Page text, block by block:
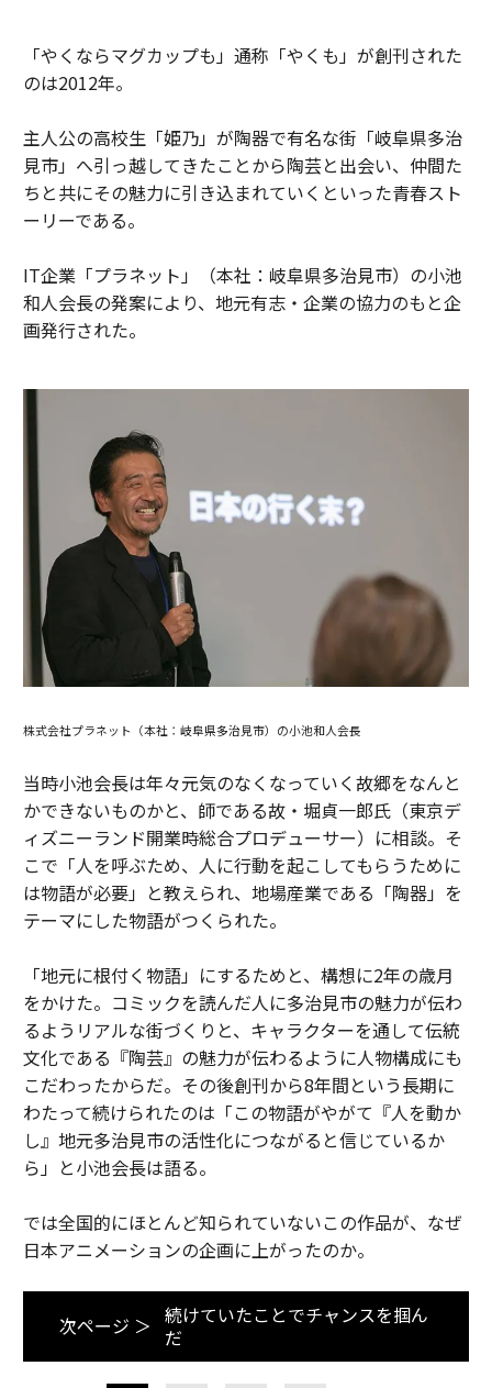
「やくならマグカップも」通称「やくも」が創刊された
のは2012年。
主人公の高校生「姫乃」が陶器で有名な街「岐阜県多治
見市」へ引っ越してきたことから陶芸と出会い、仲間た
ちと共にその魅力に引き込まれていくといった青春スト
ーリーである。
IT企業「プラネット」（本社：岐阜県多治見市）の小池
和人会長の発案により、地元有志・企業の協力のもと企
画発行された。
株式会社プラネット（本社：岐阜県多治見市）の小池和人会長
当時小池会長は年々元気のなくなっていく故郷をなんと
かできないものかと、師である故・堀貞一郎氏（東京デ
ィズニーランド開業時総合プロデューサー）に相談。そ
こで「人を呼ぶため、人に行動を起こしてもらうために
は物語が必要」と教えられ、地場産業である「陶器」を
テーマにした物語がつくられた。
「地元に根付く物語」にするためと、構想に2年の歳月
をかけた。コミックを読んだ人に多治見市の魅力が伝わ
るようリアルな街づくりと、キャラクターを通して伝統
文化である『陶芸』の魅力が伝わるように人物構成にも
こだわったからだ。その後創刊から8年間という長期に
わたって続けられたのは「この物語がやがて『人を動か
し』地元多治見市の活性化につながると信じているか
ら」と小池会長は語る。
では全国的にほとんど知られていないこの作品が、なぜ
日本アニメーションの企画に上がったのか。
次ページ ＞ 続けていたことでチャンスを掴ん
だ